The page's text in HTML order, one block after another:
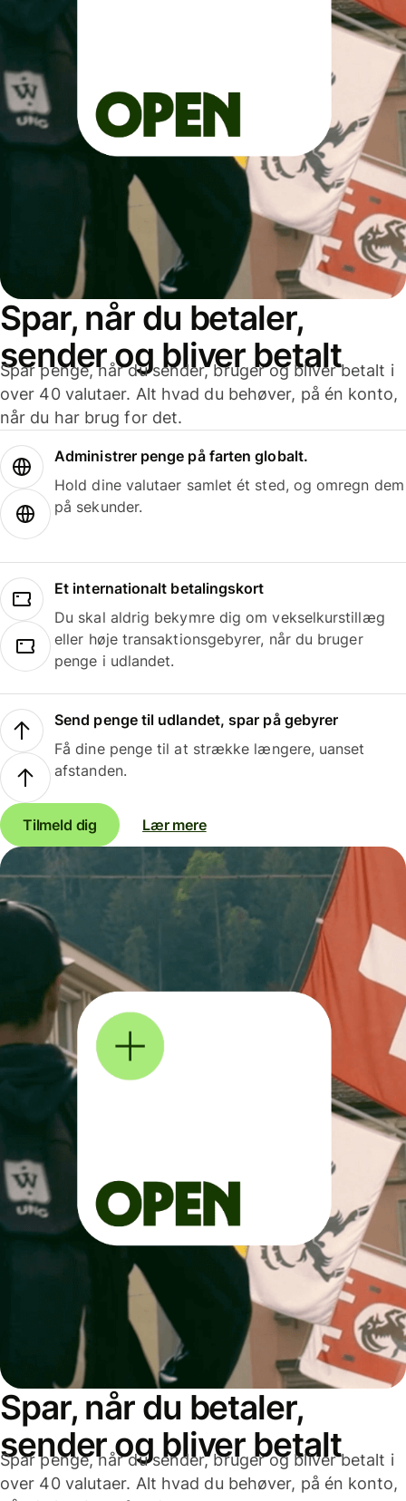
Spar, når du betaler,
sender og bliver betalt
Spar penge, når du sender, bruger og bliver betalt i
over 40 valutaer. Alt hvad du behøver, på én konto,
når du har brug for det.
Administrer penge på farten globalt.
Hold dine valutaer samlet ét sted, og omregn dem
på sekunder.
Et internationalt betalingskort
Du skal aldrig bekymre dig om vekselkurstillæg
eller høje transaktionsgebyrer, når du bruger
penge i udlandet.
Send penge til udlandet, spar på gebyrer
Få dine penge til at strække længere, uanset
afstanden.
Tilmeld dig Lær mere
Spar, når du betaler,
sender og bliver betalt
Spar penge, når du sender, bruger og bliver betalt i
over 40 valutaer. Alt hvad du behøver, på én konto,